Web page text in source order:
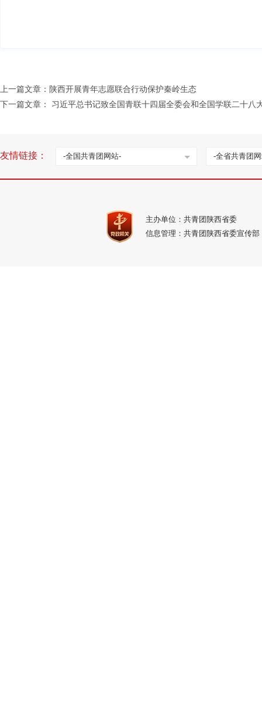
上一篇文章： 陕西开展青年志愿联合行动保护秦岭生态
下一篇文章：
习近平总书记致全国青联十四届全委会和全国学联二十八
友情链接： -全国共青团网站- -全省共青团
主办单位：共青团陕西省委
信息管理：共青团陕西省委宣传部